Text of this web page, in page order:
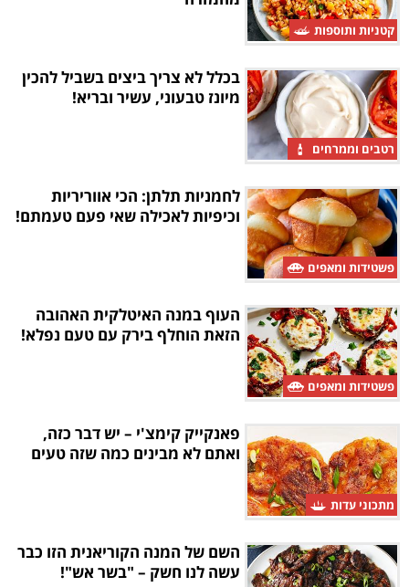
קטניות ותוספות
רטבים וממרחים
בכלל לא צריך ביצים בשביל להכין
מיונז טבעוני, עשיר ובריא!
פשטידות ומאפים
לחמניות תלתן: הכי אווריריות
וכיפיות לאכילה שאי פעם טעמתם!
פשטידות ומאפים
העוף במנה האיטלקית האהובה
הזאת הוחלף בירק עם טעם נפלא!
מתכוני עדות
פאנקייק קימצ'י – יש דבר כזה,
ואתם לא מבינים כמה שזה טעים
השם של המנה הקוריאנית הזו כבר
עשה לנו חשק – "בשר אש"!